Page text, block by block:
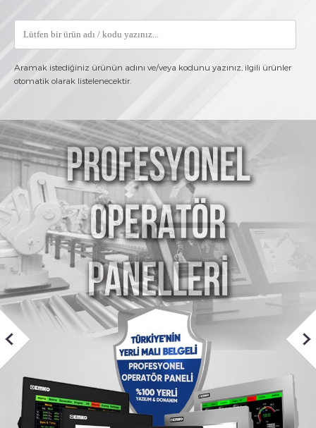
Aramak istediğiniz ürünün adını ve/veya kodunu yazınız, ilgili ürünler
otomatik olarak listelenecektir.